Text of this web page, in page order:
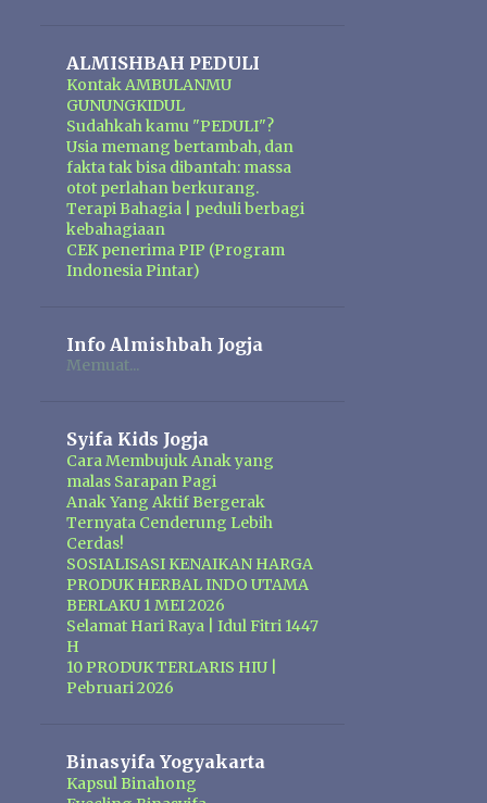
ALMISHBAH PEDULI
Kontak AMBULANMU
GUNUNGKIDUL
Sudahkah kamu "PEDULI"?
Usia memang bertambah, dan
fakta tak bisa dibantah: massa
otot perlahan berkurang.
Terapi Bahagia | peduli berbagi
kebahagiaan
CEK penerima PIP (Program
Indonesia Pintar)
Info Almishbah Jogja
Memuat...
Syifa Kids Jogja
Cara Membujuk Anak yang
malas Sarapan Pagi
Anak Yang Aktif Bergerak
Ternyata Cenderung Lebih
Cerdas!
SOSIALISASI KENAIKAN HARGA
PRODUK HERBAL INDO UTAMA
BERLAKU 1 MEI 2026
Selamat Hari Raya | Idul Fitri 1447
H
10 PRODUK TERLARIS HIU |
Pebruari 2026
Binasyifa Yogyakarta
Kapsul Binahong